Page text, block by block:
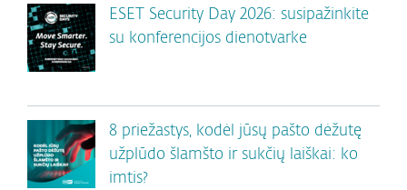
ESET Security Day 2026: susipažinkite
su konferencijos dienotvarke
8 priežastys, kodėl jūsų pašto dėžutę
užplūdo šlamšto ir sukčių laiškai: ko
imtis?